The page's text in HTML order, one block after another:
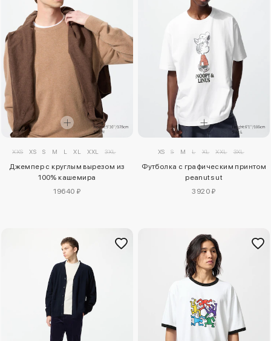
XXS XS S M L XL XXL 3XL
Джемпер с круглым вырезом из
100% кашемира
19640 ₽
XS S M L XL XXL 3XL
Футболка с графическим принтом
peanuts ut
3920 ₽